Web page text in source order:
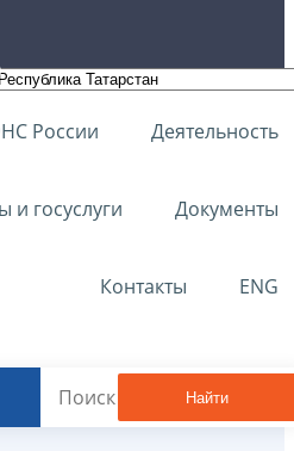
России Деятельность
и госуслуги Документы
Контакты ENG
Найти